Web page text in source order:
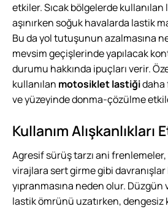
etkiler. Sıcak bölgelerde kullanılan
aşınırken soğuk havalarda lastik
Bu da yol tutuşunun azalmasına
mevsim geçişlerinde yapılacak
durumu hakkında ipuçları verir.
kullanılan motosiklet lastiğidaha
ve yüzeyinde donma-çözülme
Kullanım Alışkanlıkları
Agresif sürüş tarzı ani frenlemeler,
virajlara sert girme gibi davranışlar
yıpranmasına neden olur.
lastik ömrünü uzatırken, dengesiz